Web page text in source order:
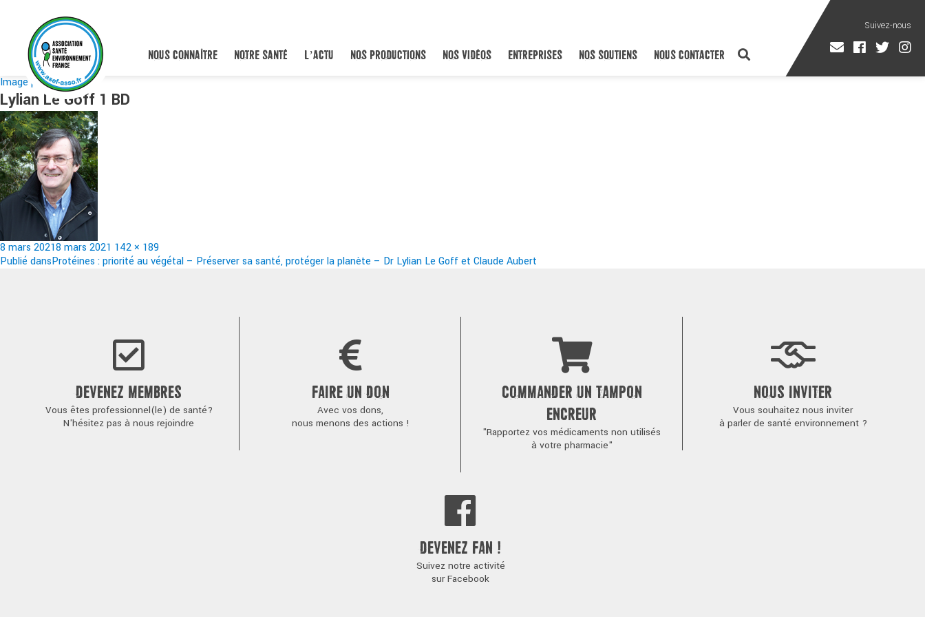
NOUS CONNAÎTRE NOTRE SANTÉ L’ACTU NOS PRODUCTIONS NOS VIDÉOS ENTREPRISES NOS SOUTIENS NOUS CONTACTER
Image précédente
Lylian Le Goff 1 BD
Publié
le
8 mars 20218 mars 2021 Taille
réelle
142 × 189
Navigation
Publié dansProtéines : priorité au végétal – Préserver sa santé, protéger la planète – Dr Lylian Le Goff et Claude Aubert
DEVENEZ MEMBRES
Vous êtes professionnel(le) de santé?
N'hésitez pas à nous rejoindre
FAIRE UN DON
Avec vos dons,
nous menons des actions !
COMMANDER UN TAMPON
ENCREUR
"Rapportez vos médicaments non utilisés
à votre pharmacie"
NOUS INVITER
Vous souhaitez nous inviter
à parler de santé environnement ?
DEVENEZ FAN !
Suivez notre activité
sur Facebook